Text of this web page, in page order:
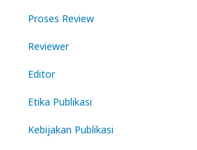
Proses Review
Reviewer
Editor
Etika Publikasi
Kebijakan Publikasi